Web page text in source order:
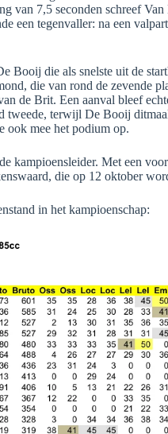
van 7,5 seconden schreef
een tegenvaller: na een
Booij die als snelste uit de
die van rond de zevende
de Brit. Een aanval bleef
tweede, terwijl De Booij
ook mee het podium op.
kampioensleider. Met een
die op 12 oktober
in het kampioenschap: